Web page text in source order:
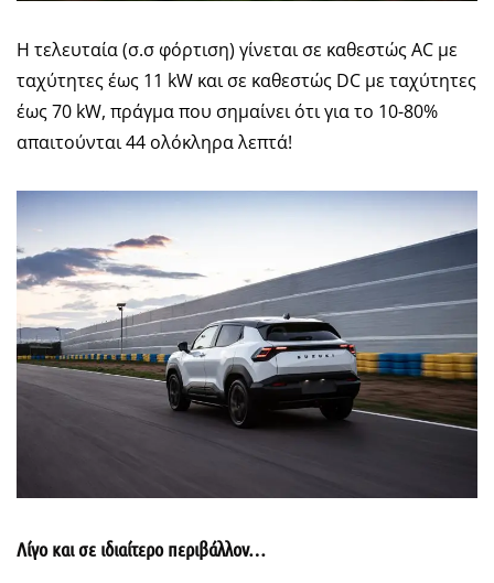
Η τελευταία (σ.σ φόρτιση) γίνεται σε καθεστώς AC με
ταχύτητες έως 11 kW και σε καθεστώς DC με ταχύτητες
έως 70 kW, πράγμα που σημαίνει ότι για το 10-80%
απαιτούνται 44 ολόκληρα λεπτά!
Λίγο και σε ιδιαίτερο περιβάλλον…